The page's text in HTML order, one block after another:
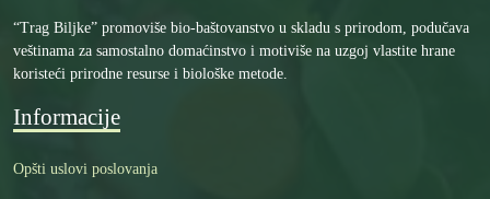
“Trag Biljke” promoviše bio-baštovanstvo u skladu s prirodom, podučava
veštinama za samostalno domaćinstvo i motiviše na uzgoj vlastite hrane
koristeći prirodne resurse i biološke metode.
Informacije
Opšti uslovi poslovanja